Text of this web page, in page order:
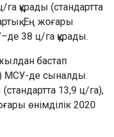
құрады (стандартта
Ең жоғары
38 ц/га құрады.
бастап
МСУ-де сыналды.
13,9 ц/га),
өнімділік 2020